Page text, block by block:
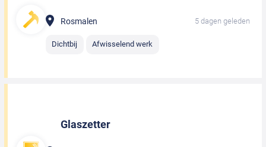
Rosmalen 5 dagen geleden
Dichtbij Afwisselend werk
Glaszetter